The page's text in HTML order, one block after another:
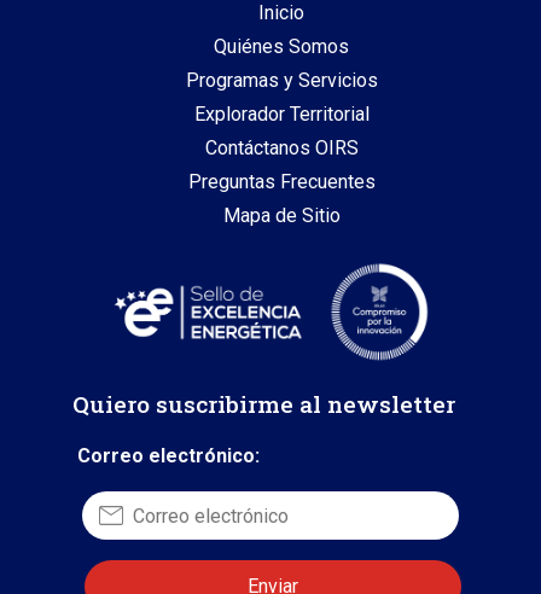
Inicio
Quiénes Somos
Programas y Servicios
Explorador Territorial
Contáctanos OIRS
Preguntas Frecuentes
Mapa de Sitio
Quiero suscribirme al newsletter
Correo electrónico: